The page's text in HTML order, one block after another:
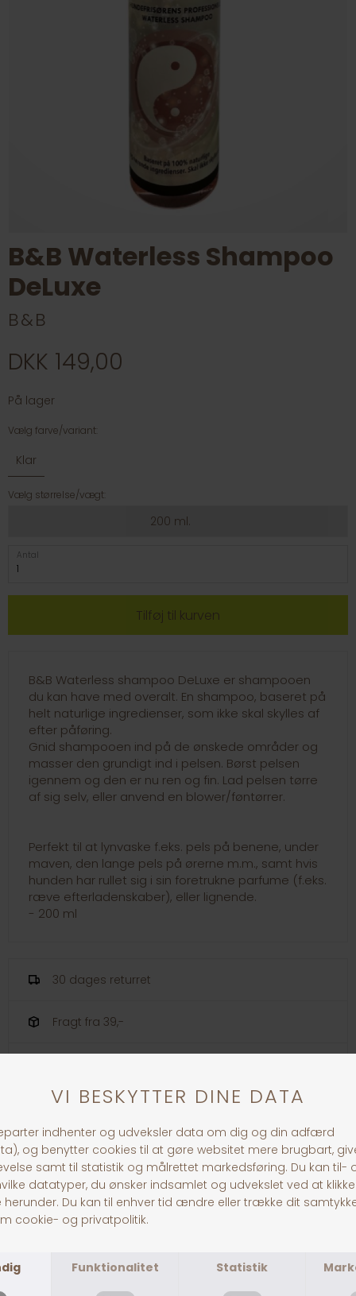
B&B Waterless Shampoo
DeLuxe
B&B
DKK 149,00
På lager
Vælg farve/variant:
Klar
Vælg størrelse/vægt:
200 ml.
Antal
B&B Waterless shampoo DeLuxe er shampooen
du kan have med overalt. En shampoo, baseret på
helt naturlige ingredienser, som ikke skal skylles af
efter påføring.
Gnid shampooen ind på de ønskede områder og
masser den grundigt ind i pelsen. Børst pelsen
igennem og den er nu ren og fin. Lad pelsen tørre
af sig selv, eller anvend en blower/føntørrer.
Perfekt til at lynvaske f.eks. pels på benene, under
maven, den lange pels på ørerne m.m., samt hvis
hunden har rullet sig i sin foretrukne parfume (f.eks.
ræve efterladenskaber), eller lignende.
- 200 ml
30 dages returret
Fragt fra 39,-
Andre købte også